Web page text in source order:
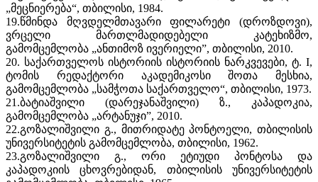
„მეცნიერება“, თბილისი, 1984.
19.წმინდა მღვდელმთავარი ფილარეტი (დროზდოვი),
ვრცელი მართლმადიდებელი კატეხიზმო,
გამომცემლობა „ანთიმოზ ივერიელი”, თბილისი, 2010.
20. საქართველოს ისტორიის ისტორიის ნარკვევები, ტ. I,
ტომის რედაქტორი აკადემიკოსი შოთა მესხია,
გამომცემლობა „სამჭოთა საქართველო“, თბილისი, 1973.
21.ბატიაშვილი (დარეჯანაშვილი) ზ., კაპადოკია,
გამომცემლობა „არტანუჯი”, 2010.
22.გოზალიშვილი გ., მითრიდატე პონტოელი, თბილისის
უნივერსიტეტის გამომცემლობა, თბილისი, 1962.
23.გოზალიშვილი გ., ორი ეტიუდი პონტოსა და
კაპადოკიის ცხოვრებიდან, თბილისის უნივერსიტეტის